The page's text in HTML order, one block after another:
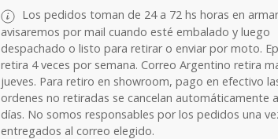
Los pedidos toman de 24 a 72 hs horas en
avisaremos por mail cuando esté embalado y luego
despachado o listo para retirar o enviar por moto.
retira 4 veces por semana. Correo Argentino retira
jueves. Para retiro en showroom, pago en efectivo
ordenes no retiradas se cancelan automáticamente
días. No somos responsables por los pedidos una
entregados al correo elegido.